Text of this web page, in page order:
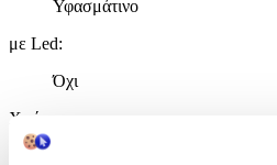
Υφασμάτινο
με Led:
Όχι
Χρώμα